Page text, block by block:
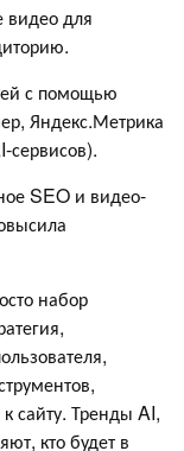
для
с помощью
Яндекс.Метрика
сервисов).
SEO и видео-
набор
сайту. Тренды AI,
кто будет в